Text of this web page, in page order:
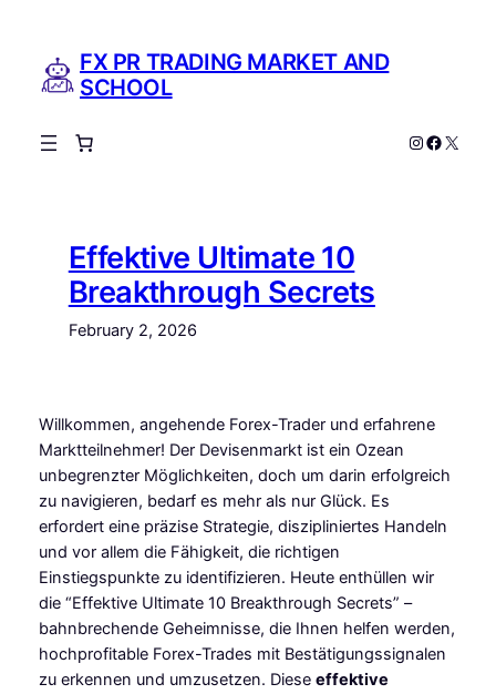
content
FX PR TRADING MARKET AND
SCHOOL
Instagram
X
Effektive Ultimate 10
Breakthrough Secrets
February 2, 2026
Willkommen, angehende Forex-Trader und erfahrene
Marktteilnehmer! Der Devisenmarkt ist ein Ozean
unbegrenzter Möglichkeiten, doch um darin erfolgreich
zu navigieren, bedarf es mehr als nur Glück. Es
erfordert eine präzise Strategie, diszipliniertes Handeln
und vor allem die Fähigkeit, die richtigen
Einstiegspunkte zu identifizieren. Heute enthüllen wir
die “Effektive Ultimate 10 Breakthrough Secrets” –
bahnbrechende Geheimnisse, die Ihnen helfen werden,
hochprofitable Forex-Trades mit Bestätigungssignalen
zu erkennen und umzusetzen. Diese effektive